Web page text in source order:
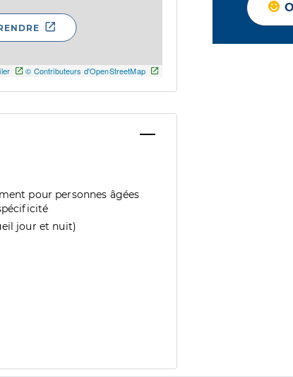
© Contributeurs d'OpenStreetMap
pour personnes âgées
jour et nuit)